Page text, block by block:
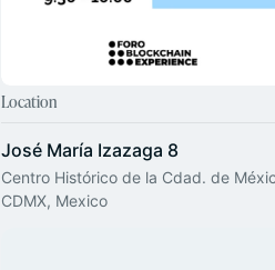
Location
José María Izazaga 8
Centro Histórico de la Cdad. de
CDMX, Mexico